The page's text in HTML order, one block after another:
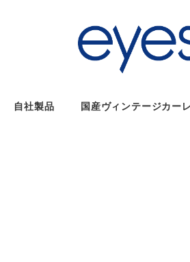
自社製品 国産ヴィンテージカー